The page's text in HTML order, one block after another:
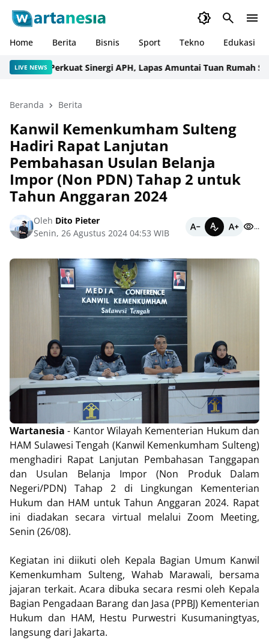
Home Berita Bisnis Sport Tekno Edukasi
LIVE NEWS
Perkuat Sinergi APH, Lapas Amuntai Tuan Rumah
Beranda Berita
Kanwil Kemenkumham Sulteng
Hadiri Rapat Lanjutan
Pembahasan Usulan Belanja
Impor (Non PDN) Tahap 2 untuk
Tahun Anggaran 2024
Oleh Dito Pieter
Senin, 26 Agustus 2024 04:53 WIB
...
Wartanesia- Kantor Wilayah Kementerian Hukum dan
HAM Sulawesi Tengah (Kanwil Kemenkumham Sulteng)
menghadiri Rapat Lanjutan Pembahasan Tanggapan
dan Usulan Belanja Impor (Non Produk Dalam
Negeri/PDN) Tahap 2 di Lingkungan Kementerian
Hukum dan HAM untuk Tahun Anggaran 2024. Rapat
ini diadakan secara virtual melalui Zoom Meeting,
Senin (26/08).
Kegiatan ini diikuti oleh Kepala Bagian Umum Kanwil
Kemenkumham Sulteng, Wahab Marawali, bersama
jajaran terkait. Acara dibuka secara resmi oleh Kepala
Bagian Pengadaan Barang dan Jasa (PPBJ) Kementerian
Hukum dan HAM, Hestu Purwestri Kusumaningtyas,
langsung dari Jakarta.